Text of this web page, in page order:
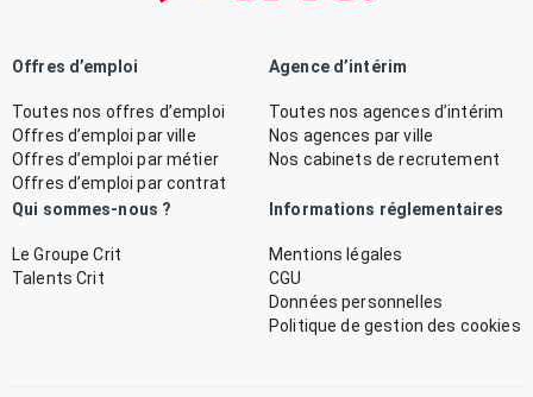
Offres d’emploi
Toutes nos offres d’emploi
Offres d’emploi par ville
Offres d’emploi par métier
Offres d’emploi par contrat
Agence d’intérim
Toutes nos agences d’intérim
Nos agences par ville
Nos cabinets de recrutement
Qui sommes-nous ?
Le Groupe Crit
Talents Crit
Informations réglementaires
Mentions légales
CGU
Données personnelles
Politique de gestion des cookies